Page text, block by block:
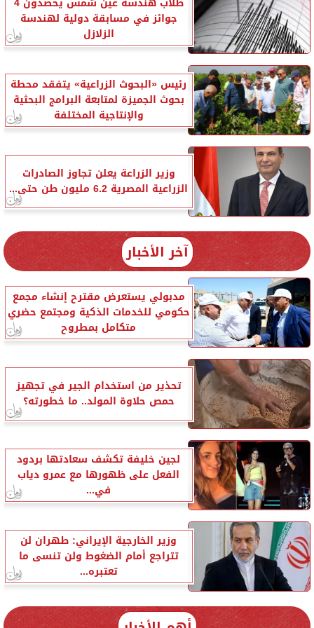
جوائز في مسابقة دولية لهندسة
الزلازل
رئيس «البحوث الزراعية» يتفقد محطة
بحوث الجميزة لمتابعة البرامج البحثية
والإنتاجية المختلفة
وزير الزراعة يعلن تجاوز الصادرات
الزراعية المصرية 6.2 مليون طن حتى...
آخر الأخبار
مدبولي يستعرض مقترح إنشاء مجمع
حكومي للخدمات الذكية ومجتمع حضري
متكامل بمطروح
تحذير من استخدام الجير في تجهيز
حمص حلاوة المولد.. ما خطورته؟
لجين خليفة تكشف سعادتها بردود
الفعل على ظهورها مع عمرو دياب
في...
وزير الخارجية الإيراني: طهران لن
تتراجع أمام الضغوط ولن تنسى ما
تعتبره...